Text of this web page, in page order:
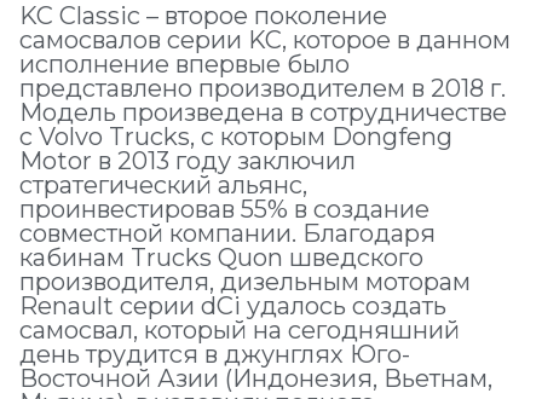
KC Classic – второе поколение
самосвалов серии KC, которое в данном
исполнение впервые было
представлено производителем в 2018 г.
Модель произведена в сотрудничестве
с Volvo Trucks, c которым Dongfeng
Motor в 2013 году заключил
стратегический альянс,
проинвестировав 55% в создание
совместной компании. Благодаря
кабинам Trucks Quon шведского
производителя, дизельным моторам
Renault серии dCi удалось создать
самосвал, который на сегодняшний
день трудится в джунглях Юго-
Восточной Азии (Индонезия, Вьетнам,